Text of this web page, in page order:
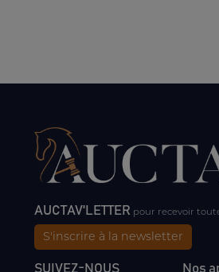
AUCTAV'LETTER pour recevoir
S'inscrire à la newsletter
SUIVEZ-NOUS Nos